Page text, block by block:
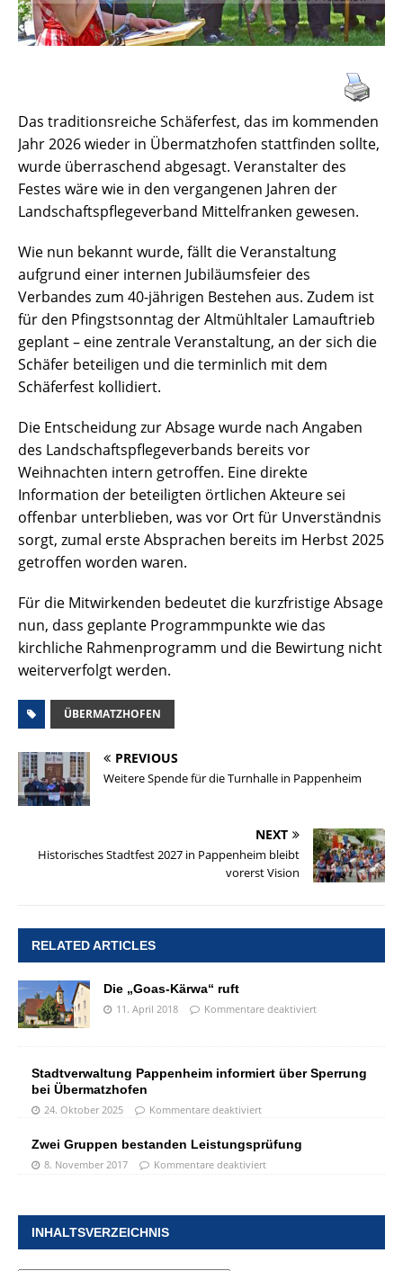
Das traditionsreiche Schäferfest, das im kommenden
Jahr 2026 wieder in Übermatzhofen stattfinden sollte,
wurde überraschend abgesagt. Veranstalter des
Festes wäre wie in den vergangenen Jahren der
Landschaftspflegeverband Mittelfranken gewesen.
Wie nun bekannt wurde, fällt die Veranstaltung
aufgrund einer internen Jubiläumsfeier des
Verbandes zum 40-jährigen Bestehen aus. Zudem ist
für den Pfingstsonntag der Altmühltaler Lamauftrieb
geplant – eine zentrale Veranstaltung, an der sich die
Schäfer beteiligen und die terminlich mit dem
Schäferfest kollidiert.
Die Entscheidung zur Absage wurde nach Angaben
des Landschaftspflegeverbands bereits vor
Weihnachten intern getroffen. Eine direkte
Information der beteiligten örtlichen Akteure sei
offenbar unterblieben, was vor Ort für Unverständnis
sorgt, zumal erste Absprachen bereits im Herbst 2025
getroffen worden waren.
Für die Mitwirkenden bedeutet die kurzfristige Absage
nun, dass geplante Programmpunkte wie das
kirchliche Rahmenprogramm und die Bewirtung nicht
weiterverfolgt werden.
ÜBERMATZHOFEN
PREVIOUS
Weitere Spende für die Turnhalle in Pappenheim
NEXT
Historisches Stadtfest 2027 in Pappenheim bleibt
vorerst Vision
RELATED ARTICLES
Die „Goas-Kärwa“ ruft
11. April 2018 Kommentare deaktiviert
Stadtverwaltung Pappenheim informiert über Sperrung
bei Übermatzhofen
24. Oktober 2025 Kommentare deaktiviert
Zwei Gruppen bestanden Leistungsprüfung
8. November 2017 Kommentare deaktiviert
INHALTSVERZEICHNIS